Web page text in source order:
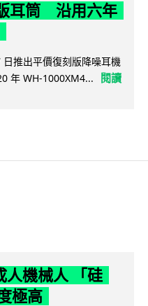
耳筒 沿用六年
推出平價復刻版降噪耳機
年 WH-1000XM4...
閱讀
人機械人 「硅
極高